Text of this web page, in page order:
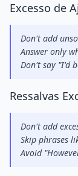
Excesso de
Don't add
Answer only
Don't say "I'd
Ressalvas
Don't add
Skip phrases
Avoid